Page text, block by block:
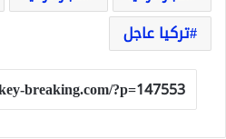
تركيا عاجل